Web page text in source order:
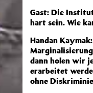
Gast: Die
hart sein. Wie
Handan
dann holen wir
erarbeitet
ohne